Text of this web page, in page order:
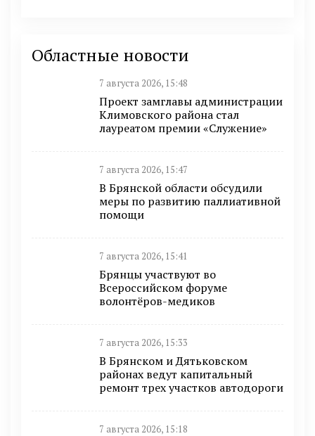
Областные новости
7 августа 2026, 15:48
Проект замглавы администрации
Климовского района стал
лауреатом премии «Служение»
7 августа 2026, 15:47
В Брянской области обсудили
меры по развитию паллиативной
помощи
7 августа 2026, 15:41
Брянцы участвуют во
Всероссийском форуме
волонтёров-медиков
7 августа 2026, 15:33
В Брянском и Дятьковском
районах ведут капитальный
ремонт трех участков автодороги
7 августа 2026, 15:18